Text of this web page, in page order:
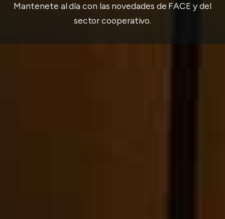
Mantenete al día con las novedades de FACE y del
sector cooperativo.